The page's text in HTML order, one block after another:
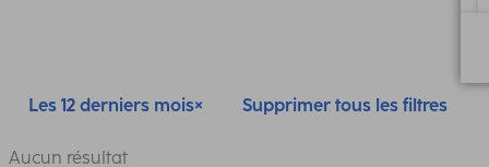
Les 12 derniers mois Supprimer tous les filtres
Aucun résultat